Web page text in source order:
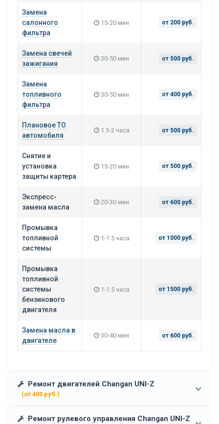
Замена
салонного
фильтра
15-20 мин от 200 руб.
Замена свечей
зажигания
30-50 мин от 500 руб.
Замена
топливного
фильтра
30-50 мин от 400 руб.
Плановое ТО
автомобиля
1.5-2 часа от 500 руб.
Снятие и
установка
защиты картера
15-20 мин от 500 руб.
Экспресс-
замена масла
20-30 мин от 600 руб.
Промывка
топливной
системы
1-1.5 часа от 1000 руб.
Промывка
топливной
системы
бензинового
двигателя
1-1.5 часа от 1500 руб.
Замена масла в
двигателе
30-40 мин от 600 руб.
Ремонт двигателей Changan UNI-Z
(от 400 руб.)
Ремонт рулевого управления Changan UNI-Z